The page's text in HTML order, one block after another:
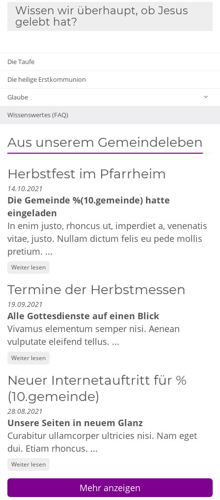
Wissen wir überhaupt, ob Jesus
gelebt hat?
Die Taufe
Die heilige Erstkommunion
Glaube
Wissenswertes (FAQ)
Aus unserem Gemeindeleben
Herbstfest im Pfarrheim
14.10.2021
Die Gemeinde %(10.gemeinde) hatte
eingeladen
In enim justo, rhoncus ut, imperdiet a, venenatis
vitae, justo. Nullam dictum felis eu pede mollis
pretium. ...
Weiter lesen
Termine der Herbstmessen
19.09.2021
Alle Gottesdienste auf einen Blick
Vivamus elementum semper nisi. Aenean
vulputate eleifend tellus. ...
Weiter lesen
Neuer Internetauftritt für %
(10.gemeinde)
28.08.2021
Unsere Seiten in neuem Glanz
Curabitur ullamcorper ultricies nisi. Nam eget
dui. Etiam rhoncus. ...
Weiter lesen
Mehr anzeigen